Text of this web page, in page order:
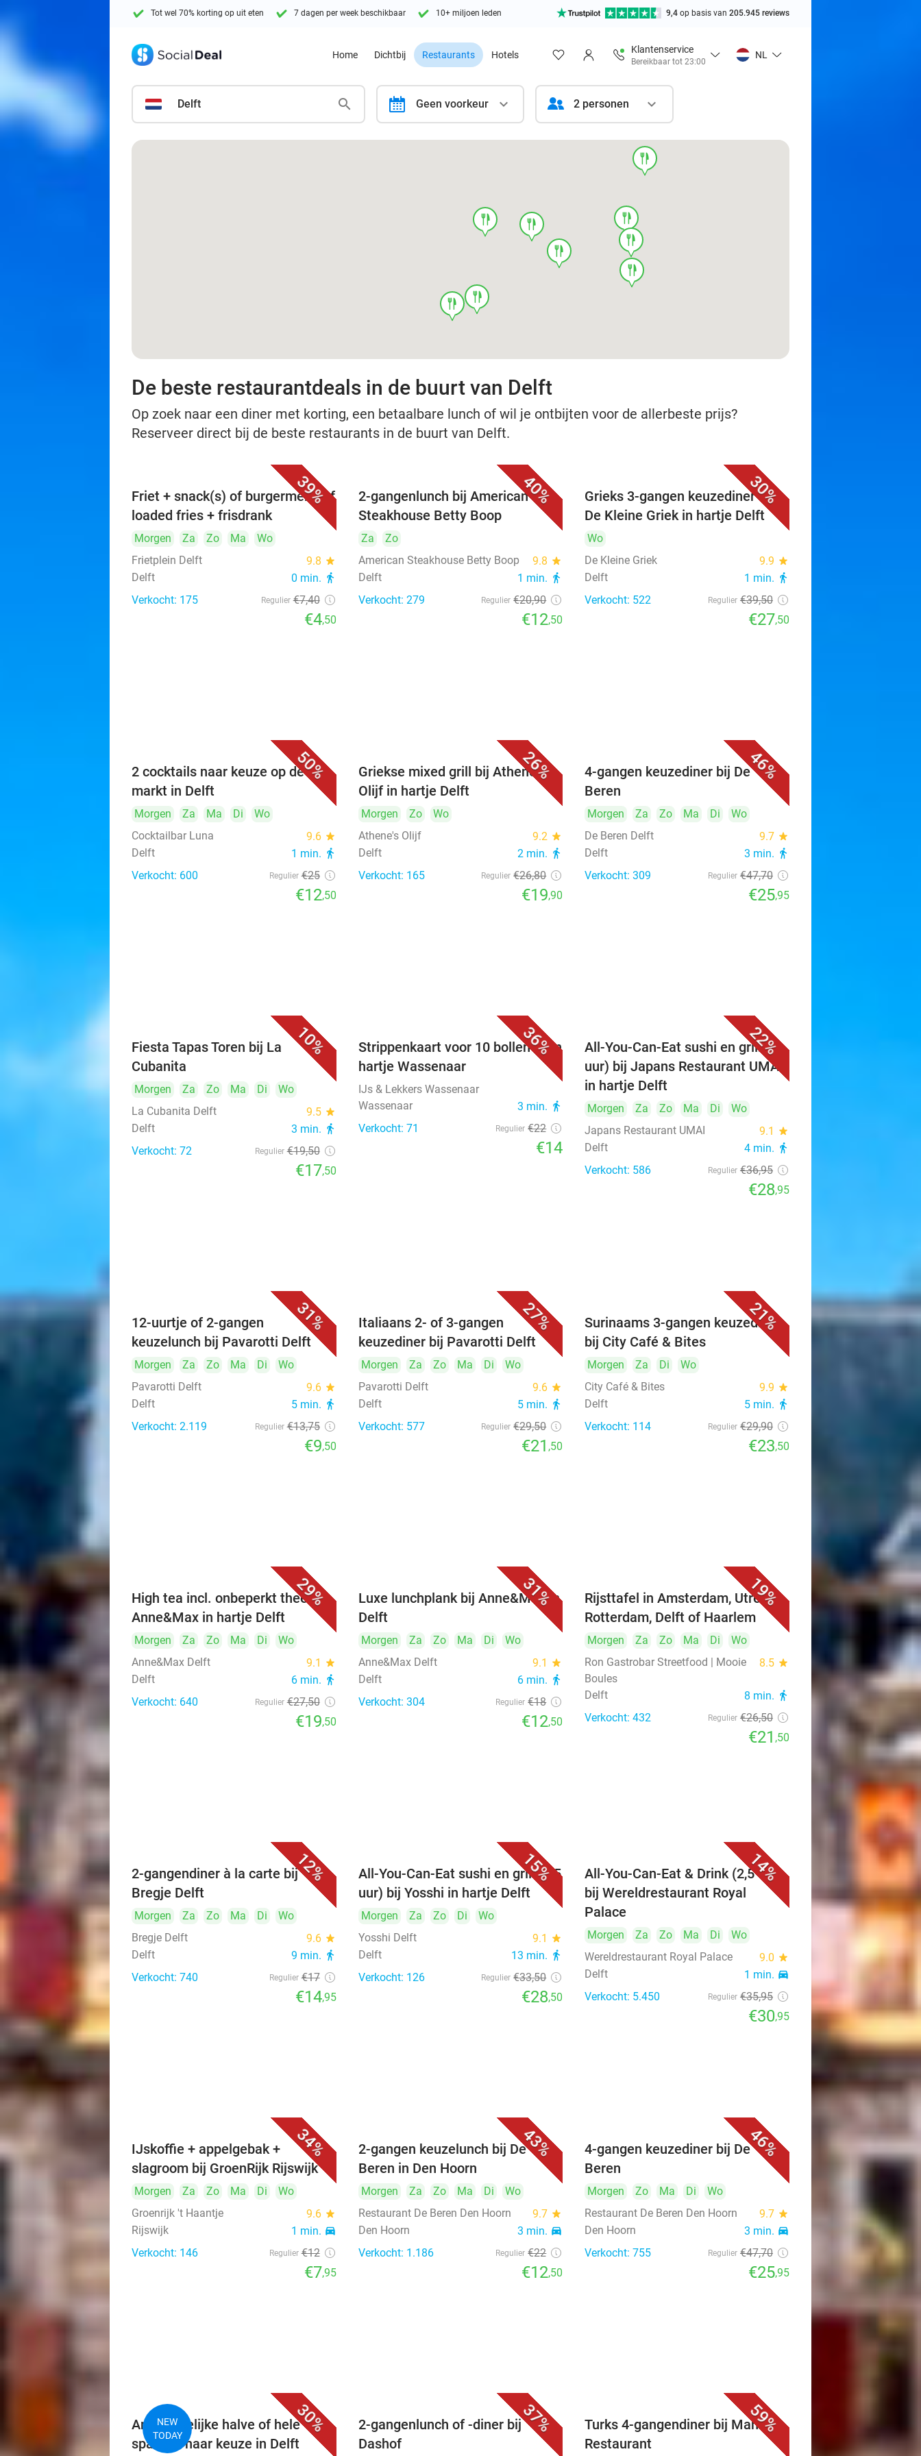
Tot wel 70% korting op uit eten 7 dagen per week beschikbaar 10+ miljoen leden 9,4 op basis van 205.945 reviews
Home Dichtbij Restaurants Hotels
Klantenservice
Bereikbaar tot 23:00
NL
Delft calendar Geen voorkeur 2 personen
food
food
food
food
food
food
food
food
food
De beste restaurantdeals in de buurt van Delft
Op zoek naar een diner met korting, een betaalbare lunch of wil je ontbijten voor de allerbeste prijs?
Reserveer direct bij de beste restaurants in de buurt van Delft.
39%
Friet + snack(s) of burgermenu of
loaded fries + frisdrank
Morgen Za Zo Ma
Wo
Frietplein Delft
9.8 star
Delft 0 min. directions_walk
Verkocht: 175 Regulier €7,40
€4,50
40%
2-gangenlunch bij American
Steakhouse Betty Boop
Za
Zo
American Steakhouse Betty Boop
9.8 star
Delft 1 min. directions_walk
Verkocht: 279 Regulier €20,90
€12,50
30%
Grieks 3-gangen keuzediner bij
De Kleine Griek in hartje Delft
Wo
De Kleine Griek
9.9 star
Delft 1 min. directions_walk
Verkocht: 522 Regulier €39,50
€27,50
50%
2 cocktails naar keuze op de
markt in Delft
Morgen Za Ma Di
Wo
Cocktailbar Luna
9.6 star
Delft 1 min. directions_walk
Verkocht: 600 Regulier €25
€12,50
26%
Griekse mixed grill bij Athene's
Olijf in hartje Delft
Morgen Zo
Wo
Athene's Olijf
9.2 star
Delft 2 min. directions_walk
Verkocht: 165 Regulier €26,80
€19,90
46%
4-gangen keuzediner bij De
Beren
Morgen Za Zo Ma Di
Wo
De Beren Delft
9.7 star
Delft 3 min. directions_walk
Verkocht: 309 Regulier €47,70
€25,95
10%
Fiesta Tapas Toren bij La
Cubanita
Morgen Za Zo Ma Di
Wo
La Cubanita Delft
9.5 star
Delft 3 min. directions_walk
Verkocht: 72 Regulier €19,50
€17,50
36%
Strippenkaart voor 10 bollen ijs in
hartje Wassenaar
IJs & Lekkers Wassenaar
Wassenaar
3 min. directions_walk
Verkocht: 71 Regulier €22
€14
22%
All-You-Can-Eat sushi en grill (3
uur) bij Japans Restaurant UMAI
in hartje Delft
Morgen Za Zo Ma Di
Wo
Japans Restaurant UMAI
9.1 star
Delft 4 min. directions_walk
Verkocht: 586 Regulier €36,95
€28,95
31%
12-uurtje of 2-gangen
keuzelunch bij Pavarotti Delft
Morgen Za Zo Ma Di
Wo
Pavarotti Delft
9.6 star
Delft 5 min. directions_walk
Verkocht: 2.119 Regulier €13,75
€9,50
27%
Italiaans 2- of 3-gangen
keuzediner bij Pavarotti Delft
Morgen Za Zo Ma Di
Wo
Pavarotti Delft
9.6 star
Delft 5 min. directions_walk
Verkocht: 577 Regulier €29,50
€21,50
21%
Surinaams 3-gangen keuzediner
bij City Café & Bites
Morgen Za Di
Wo
City Café & Bites
9.9 star
Delft 5 min. directions_walk
Verkocht: 114 Regulier €29,90
€23,50
29%
High tea incl. onbeperkt thee bij
Anne&Max in hartje Delft
Morgen Za Zo Ma Di
Wo
Anne&Max Delft
9.1 star
Delft 6 min. directions_walk
Verkocht: 640 Regulier €27,50
€19,50
31%
Luxe lunchplank bij Anne&Max in
Delft
Morgen Za Zo Ma Di
Wo
Anne&Max Delft
9.1 star
Delft 6 min. directions_walk
Verkocht: 304 Regulier €18
€12,50
19%
Rijsttafel in Amsterdam, Utrecht,
Rotterdam, Delft of Haarlem
Morgen Za Zo Ma Di
Wo
Ron Gastrobar Streetfood | Mooie
Boules
8.5 star
Delft 8 min. directions_walk
Verkocht: 432 Regulier €26,50
€21 ,50
12%
2-gangendiner à la carte bij
Bregje Delft
Morgen Za Zo Ma Di
Wo
Bregje Delft
9.6 star
Delft 9 min. directions_walk
Verkocht: 740 Regulier €17
€14,95
15%
All-You-Can-Eat sushi en grill (2,5
uur) bij Yosshi in hartje Delft
Morgen Za Zo Di
Wo
Yosshi Delft
9.1 star
Delft 13 min. directions_walk
Verkocht: 126 Regulier €33,50
€28,50
14%
All-You-Can-Eat & Drink (2,5 uur)
bij Wereldrestaurant Royal
Palace
Morgen Za Zo Ma Di
Wo
Wereldrestaurant Royal Palace
9.0 star
Delft 1 min. directions_car
Verkocht: 5.450 Regulier €35,95
€30,95
34%
IJskoffie + appelgebak +
slagroom bij GroenRijk Rijswijk
Morgen Za Zo Ma Di
Wo
Groenrijk 't Haantje
9.6 star
Rijswijk 1 min. directions_car
Verkocht: 146 Regulier €12
€7,95
43%
2-gangen keuzelunch bij De
Beren in Den Hoorn
Morgen Za Zo Ma Di
Wo
Restaurant De Beren Den Hoorn
9.7 star
Den Hoorn 3 min. directions_car
Verkocht: 1.186 Regulier €22
€12,50
46%
4-gangen keuzediner bij De
Beren
Morgen Zo Ma Di
Wo
Restaurant De Beren Den Hoorn
9.7 star
Den Hoorn 3 min. directions_car
Verkocht: 755 Regulier €47,70
€25,95
30%
NEW
TODAY
Ambachtelijke halve of hele
sparerib naar keuze in Delft
37%
2-gangenlunch of -diner bij
Dashof
59%
Turks 4-gangendiner bij Mahzen
Restaurant